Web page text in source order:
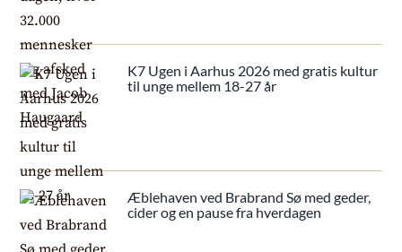
K7 Ugen i Aarhus 2026 med gratis kultur
til unge mellem 18-27 år
Æblehaven ved Brabrand Sø med geder,
cider og en pause fra hverdagen